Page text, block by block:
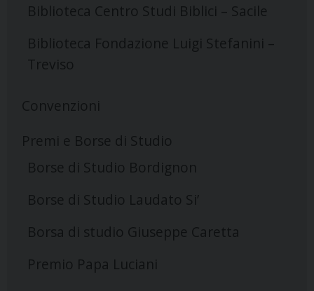
Biblioteca Centro Studi Biblici – Sacile
Biblioteca Fondazione Luigi Stefanini –
Treviso
Convenzioni
Premi e Borse di Studio
Borse di Studio Bordignon
Borse di Studio Laudato Si’
Borsa di studio Giuseppe Caretta
Premio Papa Luciani